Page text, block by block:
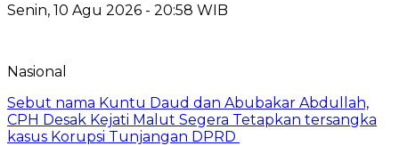
Senin, 10 Agu 2026 - 20:58 WIB
Nasional
Sebut nama Kuntu Daud dan Abubakar Abdullah,
CPH Desak Kejati Malut Segera Tetapkan tersangka
kasus Korupsi Tunjangan DPRD